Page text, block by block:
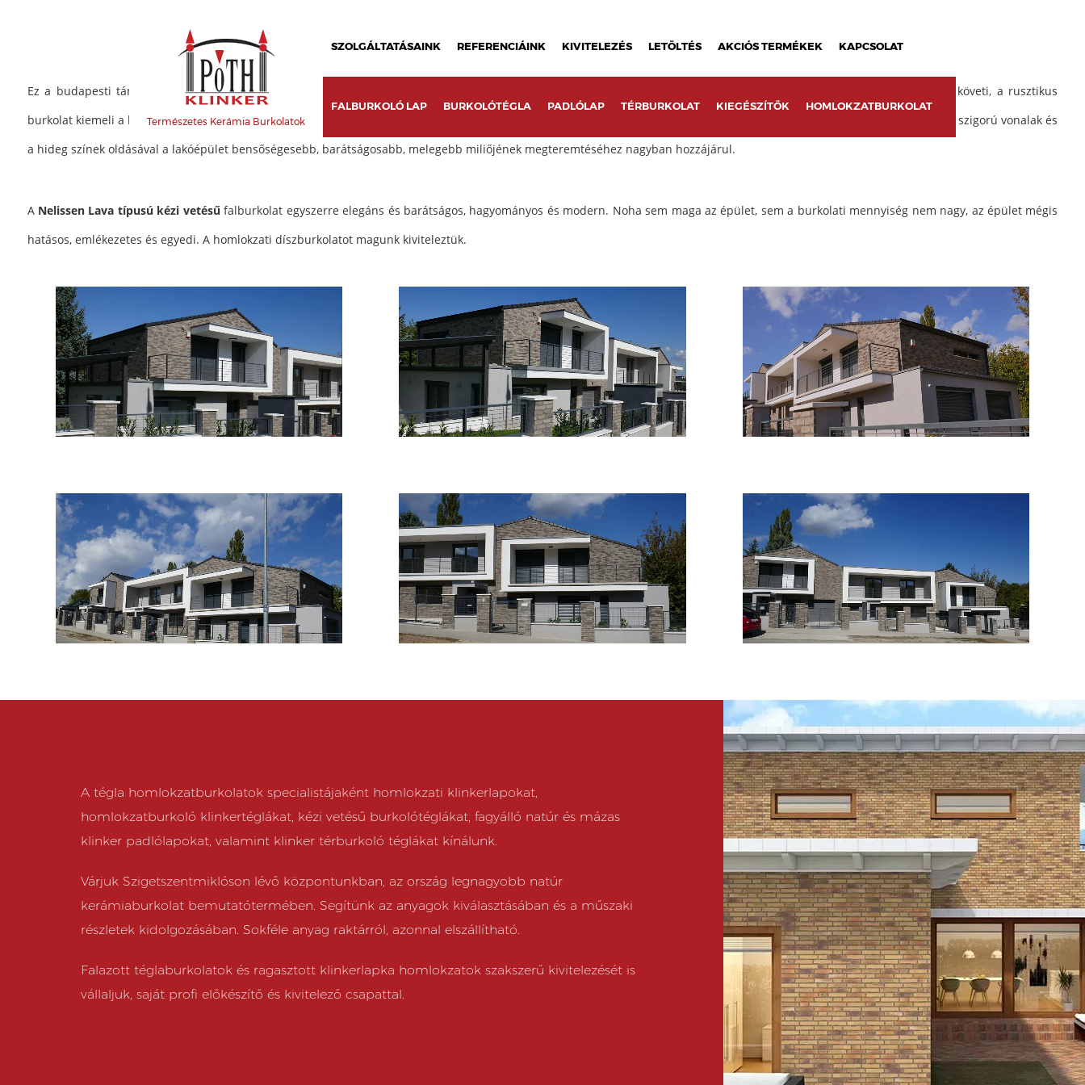
Természetes Kerámia Burkolatok
SZOLGÁLTATÁSAINK REFERENCIÁINK KIVITELEZÉS LETÖLTÉS AKCIÓS TERMÉKEK KAPCSOLAT
FALBURKOLÓ LAP BURKOLÓTÉGLA PADLÓLAP TÉRBURKOLAT KIEGÉSZÍTŐK HOMLOKZATBURKOLAT
Ez a budapesti társasház szürke tarka színű kézi vetésű lap homlokzatburkolatot kapott. Bár az épület a jelenlegi fehér-szürke-antracit színvilágú építészeti trendet követi, a rusztikus
burkolat kiemeli a hasonló megjelenésű, vakolt házak tömegéből. Az épület ékes példa arra, hogy egy rusztikus falburkoló mennyire jól illeszthető a jelenlegi trendbe. Sőt, a szigorú vonalak és
a hideg színek oldásával a lakóépület bensőségesebb, barátságosabb, melegebb miliőjének megteremtéséhez nagyban hozzájárul.
A Nelissen Lava típusú kézi vetésűfalburkolat egyszerre elegáns és barátságos, hagyományos és modern. Noha sem maga az épület, sem a burkolati mennyiség nem nagy, az épület mégis
hatásos, emlékezetes és egyedi. A homlokzati díszburkolatot magunk kiviteleztük.
A tégla homlokzatburkolatok specialistájaként homlokzati klinkerlapokat,
homlokzatburkoló klinkertéglákat, kézi vetésű burkolótéglákat, fagyálló natúr és mázas
klinker padlólapokat, valamint klinker térburkoló téglákat kínálunk.
Várjuk Szigetszentmiklóson lévő központunkban, az ország legnagyobb natúr
kerámiaburkolat bemutatótermében. Segítünk az anyagok kiválasztásában és a műszaki
részletek kidolgozásában. Sokféle anyag raktárról, azonnal elszállítható.
Falazott téglaburkolatok és ragasztott klinkerlapka homlokzatok szakszerű kivitelezését is
vállaljuk, saját profi előkészítő és kivitelező csapattal.